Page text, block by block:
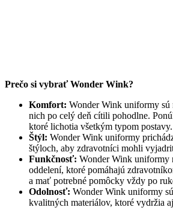
Prečo si vybrať Wonder Wink?
Komfort: Wonder Wink uniformy sú
nich po celý deň cítili pohodlne.
ktoré lichotia všetkým typom postavy.
Štýl: Wonder Wink uniformy
štýloch, aby zdravotníci mohli
Funkčnosť: Wonder Wink uniformy
oddelení, ktoré pomáhajú
a mať potrebné pomôcky vždy po
Odolnosť: Wonder Wink uniformy
kvalitných materiálov, ktoré vydržia